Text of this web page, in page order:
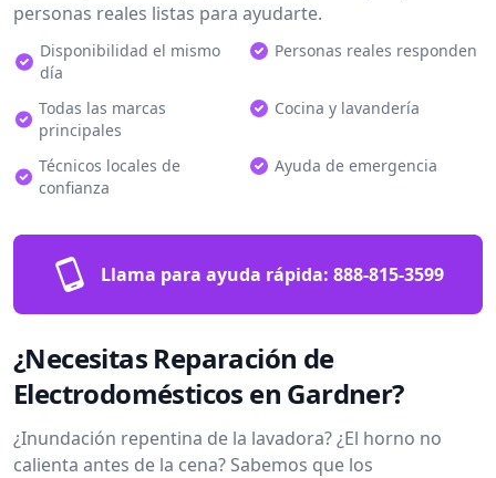
personas reales listas para ayudarte.
Disponibilidad el mismo
día
Personas reales responden
Todas las marcas
principales
Cocina y lavandería
Técnicos locales de
confianza
Ayuda de emergencia
Llama para ayuda rápida: 888-815-3599
¿Necesitas Reparación de
Electrodomésticos en Gardner?
¿Inundación repentina de la lavadora? ¿El horno no
calienta antes de la cena? Sabemos que los